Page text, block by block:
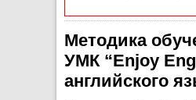
Методика
УМК “Enjoy
английского